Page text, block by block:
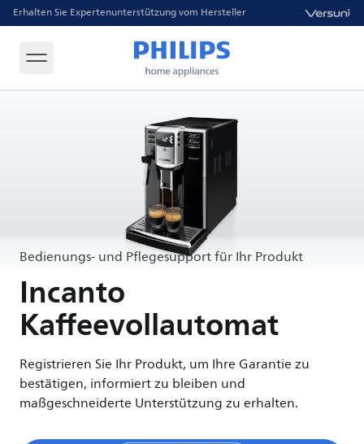
Erhalten Sie Expertenunterstützung vom Hersteller
Bedienungs- und Pflegesupport für Ihr Produkt
Incanto
Kaffeevollautomat
Registrieren Sie Ihr Produkt, um Ihre Garantie zu
bestätigen, informiert zu bleiben und
maßgeschneiderte Unterstützung zu erhalten.